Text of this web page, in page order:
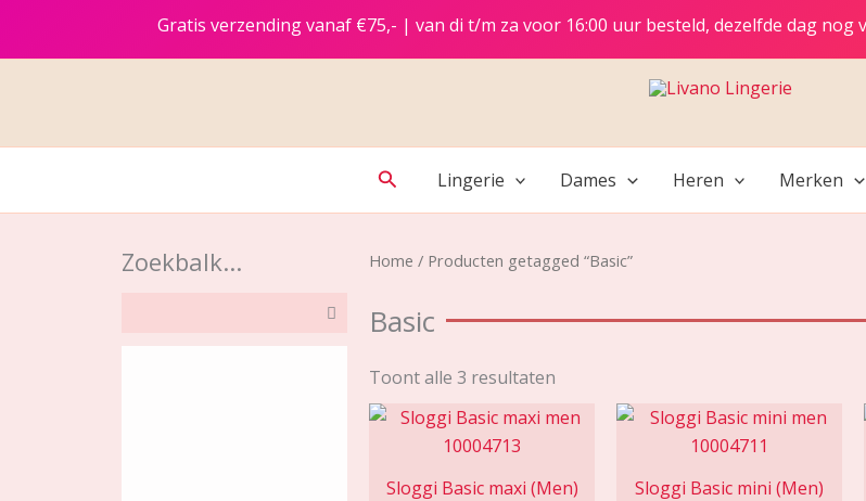
Gratis verzending vanaf €75,- | van di t/m za voor 16:00 uur besteld, dezelfde dag
ZoekenLingerie Dames Heren Merken
Zoekbalk... Home / Producten getagged “Basic”
Basic
Toont alle 3 resultaten
Sloggi Basic maxi (Men) Sloggi Basic mini (Men)